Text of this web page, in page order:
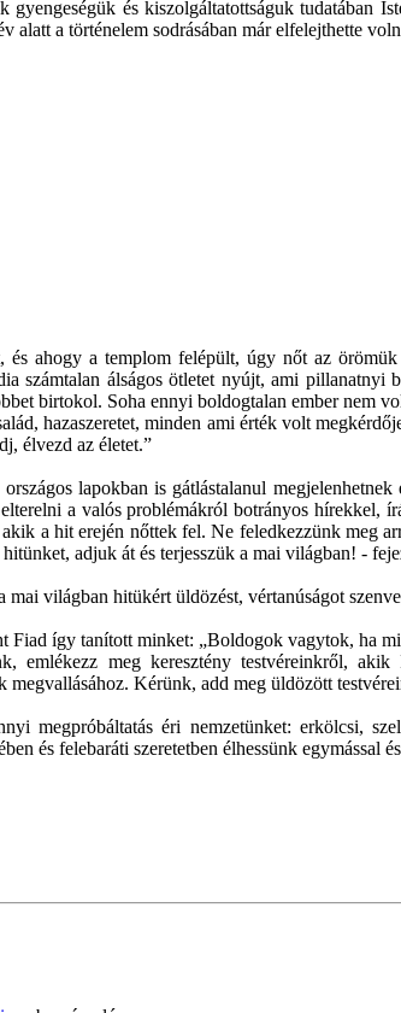
gyengeségük és kiszolgáltatottságuk tudatában
alatt a történelem sodrásában már elfelejthette
és ahogy a templom felépült, úgy nőt az
számtalan álságos ötletet nyújt, ami pillanatnyi
birtokol. Soha ennyi boldogtalan ember nem
hazaszeretet, minden ami érték volt
élvezd az életet.”
lapokban is gátlástalanul
a valós problémákról botrányos hírekkel,
a hit erején nőttek fel. Ne feledkezzünk meg
adjuk át és terjesszük a mai világban! -
mai világban hitükért üldözést, vértanúságot
Fiad így tanított minket: „Boldogok vagytok, ha
emlékezz meg keresztény testvéreinkről,
megvallásához. Kérünk, add meg üldözött
megpróbáltatás éri nemzetünket: erkölcsi,
és felebaráti szeretetben élhessünk